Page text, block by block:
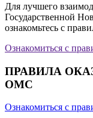
Для лучшего
Государственной
ознакомьтесь с
Ознакомиться с
ПРАВИЛА
ОМС
Ознакомиться с